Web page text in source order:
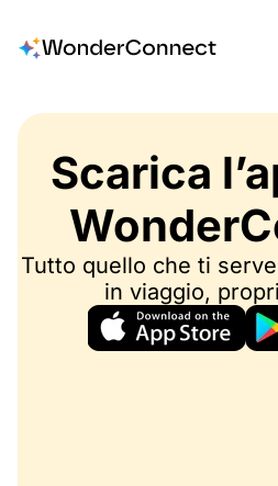
Scarica
Tutto quello che ti
in viaggio,